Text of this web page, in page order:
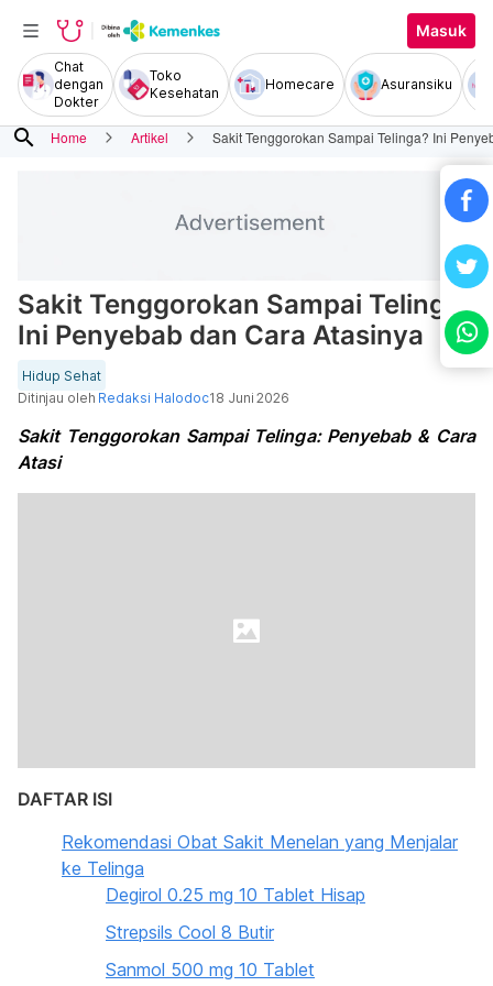
Masuk
Chat
dengan
Dokter
Toko
Kesehatan
Homecare Asuransiku
search Home Artikel Sakit Tenggorokan Sampai Telinga? Ini
Sakit Tenggorokan Sampai Telinga?
Ini Penyebab dan Cara Atasinya
Hidup Sehat
Ditinjau oleh Redaksi Halodoc18 Juni 2026
Sakit Tenggorokan Sampai Telinga: Penyebab & Cara
Atasi
DAFTAR ISI
Rekomendasi Obat Sakit Menelan yang Menjalar
ke Telinga
Degirol 0.25 mg 10 Tablet Hisap
Strepsils Cool 8 Butir
Sanmol 500 mg 10 Tablet